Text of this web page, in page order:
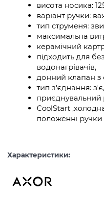
висота носика:
варіант ручки:
тип струменя:
максимальна
керамічний
підходить для
водонагрівачів,
донний клапан
тип з'єднання:
приєднувальний
CoolStart
положенні ручки
Характеристики: